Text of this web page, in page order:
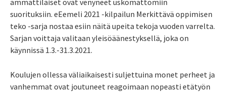
suorituksiin. eEemeli 2021 -kilpailun Merkittävä oppimisen
teko -sarja nostaa esiin näitä upeita tekoja vuoden varrelta.
Sarjan voittaja valitaan yleisöäänestyksellä, joka on
käynnissä 1.3.-31.3.2021.
Koulujen ollessa väliaikaisesti suljettuina monet perheet ja
vanhemmat ovat joutuneet reagoimaan nopeasti etätyön